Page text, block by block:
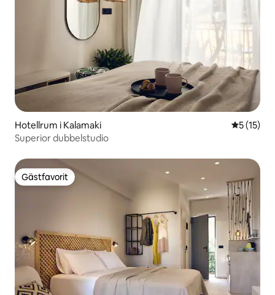
Hotellrum i Kalamaki 5 av 5 i
5 (15)
Superior dubbelstudio
Gästfavorit
Gästfavorit